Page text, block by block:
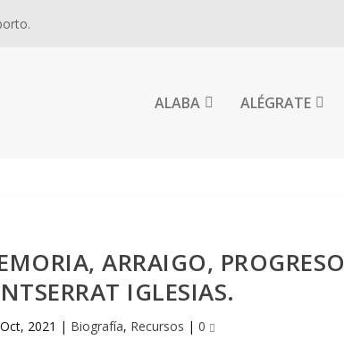
ALABA ALÉGRATE
ARRAIGO, PROGRESO
IGLESIAS.
2021 | Biografía, Recursos |0